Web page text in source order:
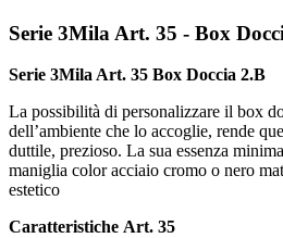
Serie 3Mila Art. 35 - Box
Serie 3Mila Art. 35 Box Doccia 2.B
La possibilità di personalizzare il box
dell’ambiente che lo accoglie, rende
duttile, prezioso. La sua essenza
maniglia color acciaio cromo o nero
estetico
Caratteristiche Art. 35